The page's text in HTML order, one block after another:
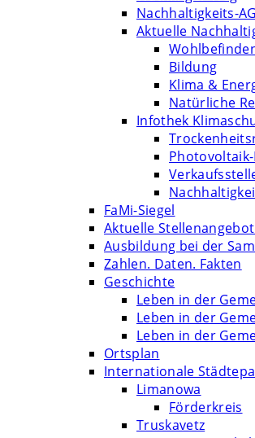
Nachhaltigkeits-AG
Aktuelle
Bildung
Klima &
Natürliche
Infothek
FaMi-Siegel
Aktuelle
Ausbildung bei der
Zahlen. Daten. Fakten
Geschichte
Leben in der
Leben in der
Leben in der
Ortsplan
Internationale
Limanowa
Förderkreis
Truskavetz